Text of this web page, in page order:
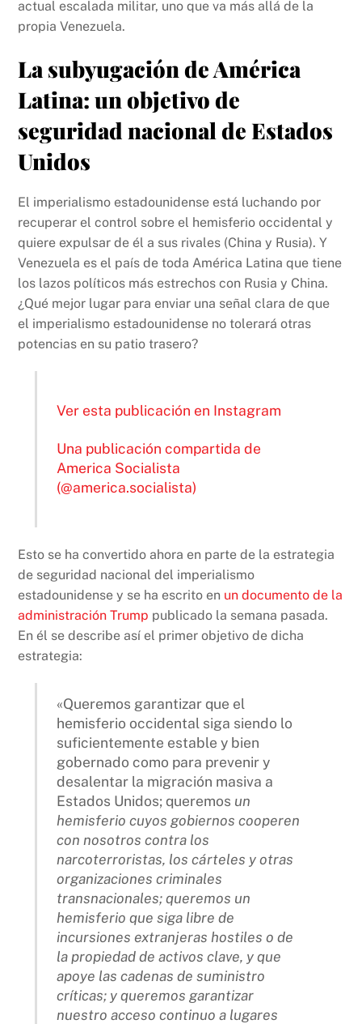
actual escalada militar, uno que va más allá de la
propia Venezuela.
La subyugación de América
Latina: un objetivo de
seguridad nacional de Estados
Unidos
El imperialismo estadounidense está luchando por
recuperar el control sobre el hemisferio occidental y
quiere expulsar de él a sus rivales (China y Rusia). Y
Venezuela es el país de toda América Latina que tiene
los lazos políticos más estrechos con Rusia y China.
¿Qué mejor lugar para enviar una señal clara de que
el imperialismo estadounidense no tolerará otras
potencias en su patio trasero?
Ver esta publicación en Instagram
Una publicación compartida de
America Socialista
(@america.socialista)
Esto se ha convertido ahora en parte de la estrategia
de seguridad nacional del imperialismo
estadounidense y se ha escrito en un documento de la
administración Trump publicado la semana pasada.
En él se describe así el primer objetivo de dicha
estrategia:
«Queremos garantizar que el
hemisferio occidental siga siendo lo
suficientemente estable y bien
gobernado como para prevenir y
desalentar la migración masiva a
Estados Unidos; queremos un
hemisferio cuyos gobiernos cooperen
con nosotros contra los
narcoterroristas, los cárteles y otras
organizaciones criminales
transnacionales; queremos un
hemisferio que siga libre de
incursiones extranjeras hostiles o de
la propiedad de activos clave, y que
apoye las cadenas de suministro
críticas; y queremos garantizar
nuestro acceso continuo a lugares